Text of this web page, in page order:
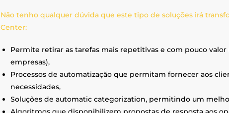
Não tenho qualquer dúvida que este tipo de soluções irá
Center:
Permite retirar as tarefas mais repetitivas e com pouco
empresas),
Processos de automatização que permitam fornecer aos
necessidades,
Soluções de automatic categorization, permitindo um